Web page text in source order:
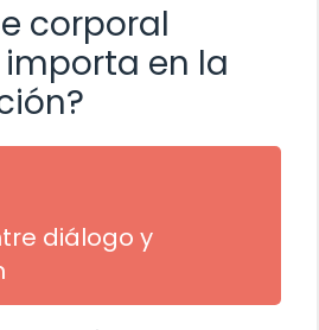
corporal
en la
diálogo y